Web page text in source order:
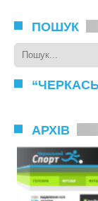
ПОШУК
АРХІВ